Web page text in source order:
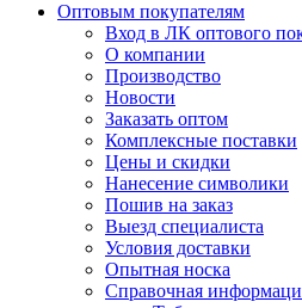
Оптовым покупателям
Вход в ЛК оптового
О компании
Производство
Новости
Заказать оптом
Комплексные поставки
Цены и скидки
Нанесение символики
Пошив на заказ
Выезд специалиста
Условия доставки
Опытная носка
Справочная